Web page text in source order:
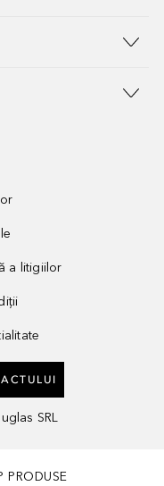
a litigiilor
SRL
PRODUSE